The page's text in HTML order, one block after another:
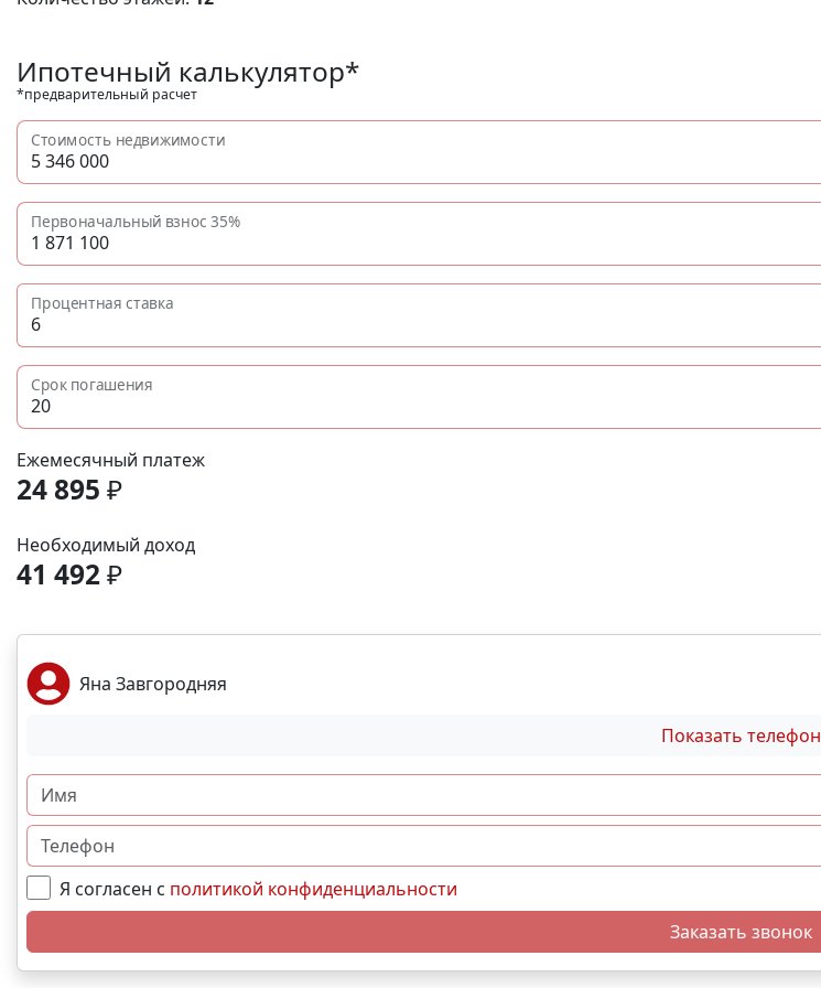
Ипотечный калькулятор*
*предварительный расчет
Стоимость недвижимости
Первоначальный взнос35%
Процентная ставка
Срок погашения
Ежемесячный платеж
24 895 ₽
Необходимый доход
41 492₽
Яна Завгородняя
Показать телефон
Я согласен с политикой конфиденциальности
Заказать звонок